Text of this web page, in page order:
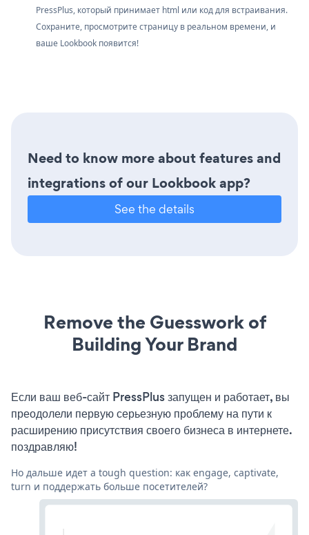
PressPlus, который принимает html или код для встраивания.
Сохраните, просмотрите страницу в реальном времени, и
ваше Lookbook появится!
Need to know more about features and
integrations of our Lookbook app?
See the details
Remove the Guesswork of
Building Your Brand
Если ваш веб-сайт PressPlus запущен и работает, вы
преодолели первую серьезную проблему на пути к
расширению присутствия своего бизнеса в интернете.
поздравляю!
Но дальше идет a tough question: как engage, captivate,
turn и поддержать больше посетителей?